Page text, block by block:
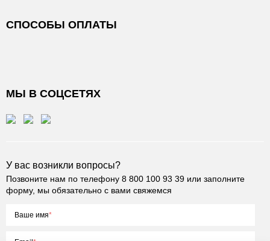
СПОСОБЫ ОПЛАТЫ
МЫ В СОЦСЕТЯХ
У вас возникли вопросы?
Позвоните нам по телефону 8 800 100 93 39 или заполните
форму, мы обязательно с вами свяжемся
Ваше имя